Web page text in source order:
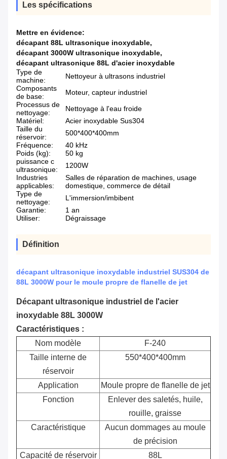
Les spécifications
Mettre en évidence:
décapant 88L ultrasonique inoxydable,
décapant 3000W ultrasonique inoxydable,
décapant ultrasonique 88L d'acier inoxydable
Type de
machine:
Nettoyeur à ultrasons industriel
Composants
de base:
Moteur, capteur industriel
Processus de
nettoyage:
Nettoyage à l'eau froide
Matériel:
Acier inoxydable Sus304
Taille du
réservoir:
500*400*400mm
Fréquence:
40 kHz
Poids (kg):
50 kg
puissance c
ultrasonique:
1200W
Industries
applicables:
Salles de réparation de machines, usage
domestique, commerce de détail
Type de
nettoyage:
L'immersion/imbibent
Garantie:
1 an
Utiliser:
Dégraissage
Définition
décapant ultrasonique inoxydable industriel SUS304 de
88L 3000W pour le moule propre de flanelle de jet
Décapant ultrasonique industriel de l'acier
inoxydable 88L 3000W
Caractéristiques :
Nom modèle
F-240
Taille interne de
réservoir
550*400*400mm
Application
Moule propre de flanelle de jet
Fonction
Enlever des saletés, huile,
rouille, graisse
Caractéristique
Aucun dommages au moule
de précision
Capacité de réservoir
88L